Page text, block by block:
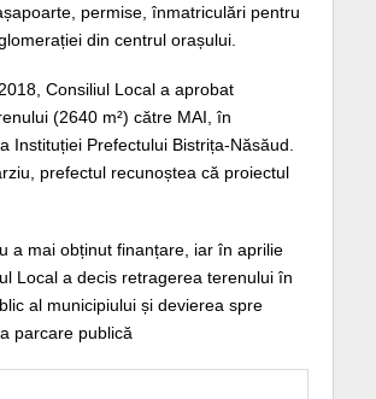
permise, înmatriculări pentru
din centrul orașului.
Consiliul Local a aprobat
(2640 m²) către MAI, în
Instituției Prefectului Bistrița-Năsăud.
prefectul recunoștea că proiectul
a mai obținut finanțare, iar în aprilie
Local a decis retragerea terenului în
al municipiului și devierea spre
parcare publică